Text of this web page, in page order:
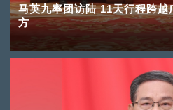
马英九率团访陆 11天行程跨
方